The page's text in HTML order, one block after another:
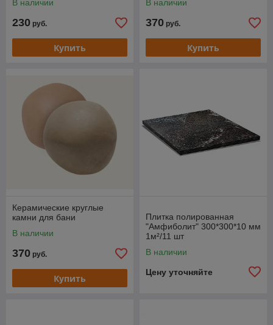
В наличии
230 руб.
Купить
В наличии
370 руб.
Купить
Керамические круглые
камни для бани
В наличии
370 руб.
Купить
Плитка полированная
"Амфиболит" 300*300*10 мм
1м²/11 шт
В наличии
Цену уточняйте